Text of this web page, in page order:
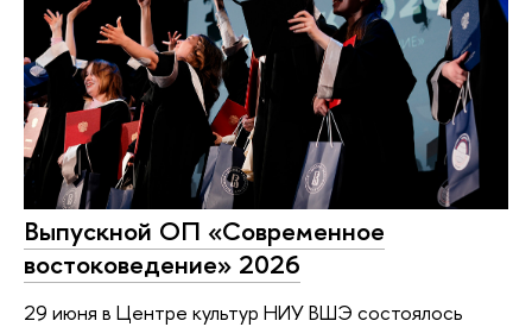
Выпускной ОП «Современное
востоковедение» 2026
29 июня в Центре культур НИУ ВШЭ состоялось